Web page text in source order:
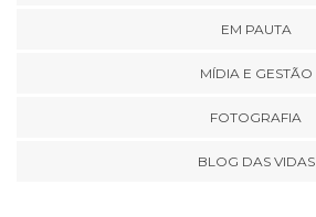
EM PAUTA
MÍDIA E GESTÃO
FOTOGRAFIA
BLOG DAS VIDAS